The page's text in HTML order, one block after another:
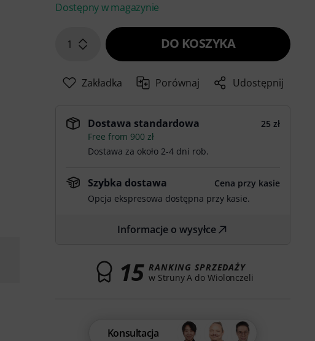
Dostępny w magazynie
1 DO KOSZYKA
Zakładka Porównaj Udostępnij
Dostawa standardowa
25 zł
Free from 900 zł
Dostawa za około 2-4 dni rob.
Szybka dostawa
Cena przy kasie
Opcja ekspresowa dostępna przy kasie.
Informacje o wysyłce
15 RANKING SPRZEDAŻY
w Struny A do Wiolonczeli
Konsultacja